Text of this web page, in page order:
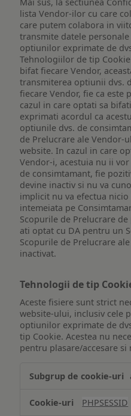
lista Vendor-ilor cu care
care putem colabora in
transmite datele
optiunilor exprimate de
Tehnologiilor de tip
bifat fiecare Vendor,
transmiterea optiunii dvs.
fiecare Vendor, fie ca este
cazul in care optati sa
exprimati acordul ca
optiunile dvs. de
de Prelucrare ale Vendor-
website. In cazul in care
Vendor-i, acestuia nu ii
de consimtamant, fie
devine inactiv si nu va
implicit nu va efectua
intemeiata pe
Scopurile de Prelucrare
ati optat cu DA pentru un
Scopurile de Prelucrare
inactivat.
Tehnologii de tip
Aceste fisiere sunt strict
website-ului, inclusiv cele
optiunilor exprimate de
tip Cookie. Acestea nu
pentru plasare/accesare
de
Cookie
PHPSESSID